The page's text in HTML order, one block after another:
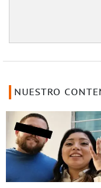
NUESTRO